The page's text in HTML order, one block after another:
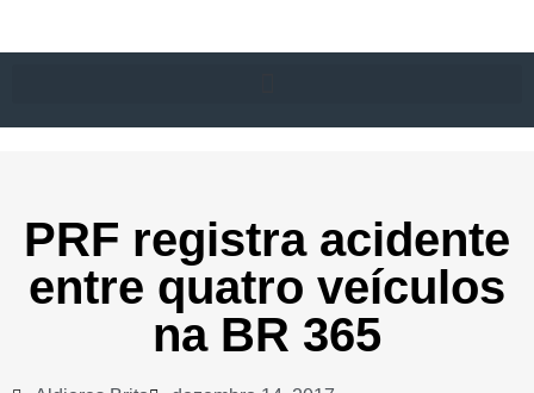
PRF registra acidente
entre quatro veículos
na BR 365